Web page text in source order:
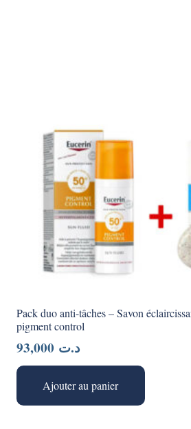
Pack duo anti-tâches – Savon
pigment control
د.ت
Ajouter au panier